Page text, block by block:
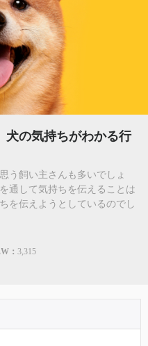
犬の気持ちがわかる行
う飼い主さんも多いでしょ
通して気持ちを伝えることは
を伝えようとしているのでし
： 3,315